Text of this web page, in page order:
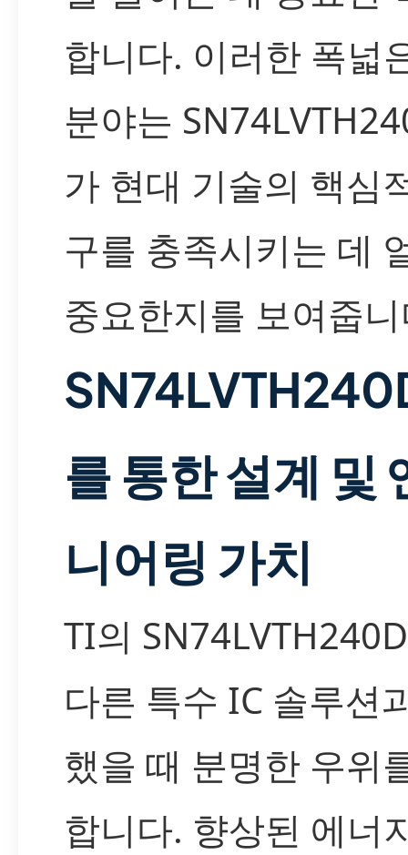
합니다. 이러한 폭넓
분야는
가 현대 기술의 핵심
구를 충족시키는 데
중요한지를 보여줍
를 통한 설계 및
니어링 가치
TI의
다른 특수 IC 솔루션
했을 때 분명한 우위
합니다. 향상된 에너